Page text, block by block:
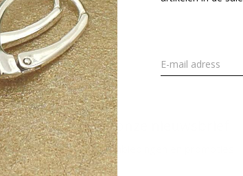
Meld je aan voor onze nieuwsbrief
Ontvang de nieuwste aanbiedingen en promoties